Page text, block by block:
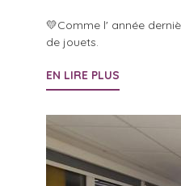
💛Comme l' année
de jouets.
EN LIRE PLUS